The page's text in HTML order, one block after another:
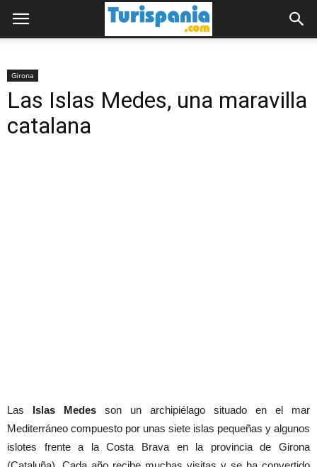
Girona
Las Islas Medes, una maravilla
catalana
Las Islas Medes son un archipiélago situado en el mar
Mediterráneo compuesto por unas siete islas pequeñas y algunos
islotes frente a la Costa Brava en la provincia de Girona